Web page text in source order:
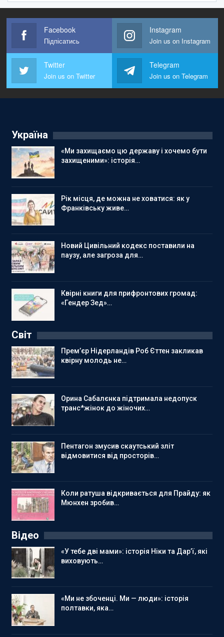
Facebook
Підпісатись
Instagram
Join us on Instagram
Twitter
Join us on Twitter
Telegram
Join us on Telegram
Україна
«Ми захищаємо цю державу і хочемо бути
захищеними»: історія…
Рік місця, де можна не ховатися: як у
Франківську живе…
Новий Цивільний кодекс поставили на
паузу, але загроза для…
Квірні книги для прифронтових громад:
«Гендер Зед»…
Світ
Прем’єр Нідерландів Роб Єттен закликав
квірну молодь не…
Орина Сабалєнка підтримала недопуск
транс*жінок до жіночих…
Пентагон змусив скаутський зліт
відмовитися від просторів…
Коли ратуша відкривається для Прайду: як
Мюнхен зробив…
Відео
«У тебе дві мами»: історія Ніки та Дар’ї, які
виховують…
«Ми не збоченці. Ми — люди»: історія
полтавки, яка…